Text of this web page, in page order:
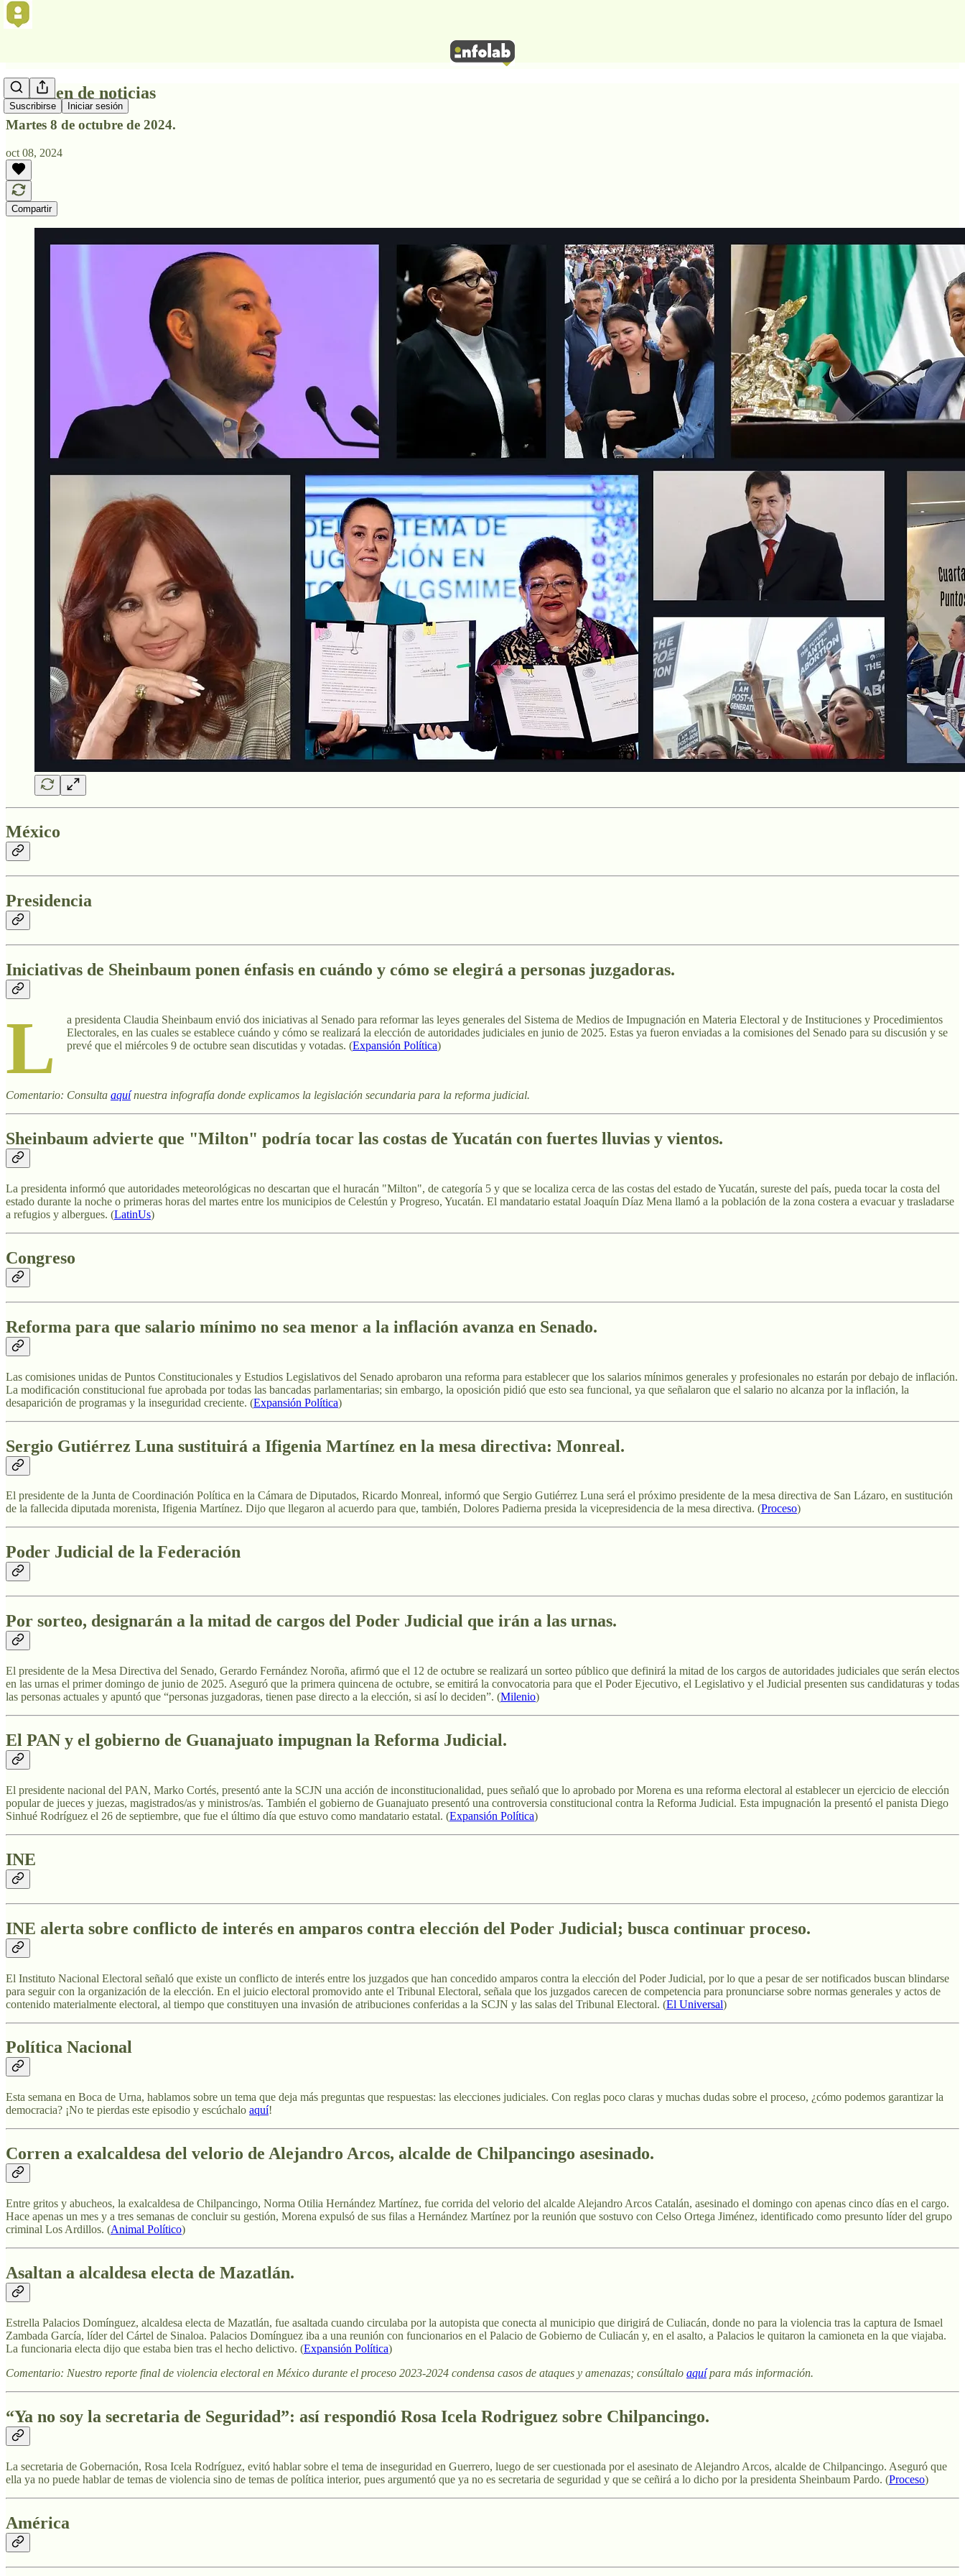
Suscribirse Iniciar sesión
Resumen de noticias
Martes 8 de octubre de 2024.
oct 08, 2024
Compartir
México
Presidencia
Iniciativas de Sheinbaum ponen énfasis en cuándo y cómo se elegirá a personas juzgadoras.
L
a presidenta Claudia Sheinbaum envió dos iniciativas al Senado para reformar las leyes generales del Sistema de Medios de Impugnación en Materia Electoral y de Instituciones y Procedimientos
Electorales, en las cuales se establece cuándo y cómo se realizará la elección de autoridades judiciales en junio de 2025. Estas ya fueron enviadas a la comisiones del Senado para su discusión y se
prevé que el miércoles 9 de octubre sean discutidas y votadas. (Expansión Política)
Comentario: Consulta aquínuestra infografía donde explicamos la legislación secundaria para la reforma judicial.
Sheinbaum advierte que "Milton" podría tocar las costas de Yucatán con fuertes lluvias y vientos.
La presidenta informó que autoridades meteorológicas no descartan que el huracán "Milton", de categoría 5 y que se localiza cerca de las costas del estado de Yucatán, sureste del país, pueda tocar la costa del
estado durante la noche o primeras horas del martes entre los municipios de Celestún y Progreso, Yucatán. El mandatario estatal Joaquín Díaz Mena llamó a la población de la zona costera a evacuar y trasladarse
a refugios y albergues. (LatinUs)
Congreso
Reforma para que salario mínimo no sea menor a la inflación avanza en Senado.
Las comisiones unidas de Puntos Constitucionales y Estudios Legislativos del Senado aprobaron una reforma para establecer que los salarios mínimos generales y profesionales no estarán por debajo de inflación.
La modificación constitucional fue aprobada por todas las bancadas parlamentarias; sin embargo, la oposición pidió que esto sea funcional, ya que señalaron que el salario no alcanza por la inflación, la
desaparición de programas y la inseguridad creciente. (Expansión Política)
Sergio Gutiérrez Luna sustituirá a Ifigenia Martínez en la mesa directiva: Monreal.
El presidente de la Junta de Coordinación Política en la Cámara de Diputados, Ricardo Monreal, informó que Sergio Gutiérrez Luna será el próximo presidente de la mesa directiva de San Lázaro, en sustitución
de la fallecida diputada morenista, Ifigenia Martínez. Dijo que llegaron al acuerdo para que, también, Dolores Padierna presida la vicepresidencia de la mesa directiva. (Proceso)
Poder Judicial de la Federación
Por sorteo, designarán a la mitad de cargos del Poder Judicial que irán a las urnas.
El presidente de la Mesa Directiva del Senado, Gerardo Fernández Noroña, afirmó que el 12 de octubre se realizará un sorteo público que definirá la mitad de los cargos de autoridades judiciales que serán electos
en las urnas el primer domingo de junio de 2025. Aseguró que la primera quincena de octubre, se emitirá la convocatoria para que el Poder Ejecutivo, el Legislativo y el Judicial presenten sus candidaturas y todas
las personas actuales y apuntó que “personas juzgadoras, tienen pase directo a la elección, si así lo deciden”. (Milenio)
El PAN y el gobierno de Guanajuato impugnan la Reforma Judicial.
El presidente nacional del PAN, Marko Cortés, presentó ante la SCJN una acción de inconstitucionalidad, pues señaló que lo aprobado por Morena es una reforma electoral al establecer un ejercicio de elección
popular de jueces y juezas, magistrados/as y ministros/as. También el gobierno de Guanajuato presentó una controversia constitucional contra la Reforma Judicial. Esta impugnación la presentó el panista Diego
Sinhué Rodríguez el 26 de septiembre, que fue el último día que estuvo como mandatario estatal. (Expansión Política)
INE
INE alerta sobre conflicto de interés en amparos contra elección del Poder Judicial; busca continuar proceso.
El Instituto Nacional Electoral señaló que existe un conflicto de interés entre los juzgados que han concedido amparos contra la elección del Poder Judicial, por lo que a pesar de ser notificados buscan blindarse
para seguir con la organización de la elección. En el juicio electoral promovido ante el Tribunal Electoral, señala que los juzgados carecen de competencia para pronunciarse sobre normas generales y actos de
contenido materialmente electoral, al tiempo que constituyen una invasión de atribuciones conferidas a la SCJN y las salas del Tribunal Electoral. (El Universal)
Política Nacional
Esta semana en Boca de Urna, hablamos sobre un tema que deja más preguntas que respuestas: las elecciones judiciales. Con reglas poco claras y muchas dudas sobre el proceso, ¿cómo podemos garantizar la
democracia? ¡No te pierdas este episodio y escúchalo aquí!
Corren a exalcaldesa del velorio de Alejandro Arcos, alcalde de Chilpancingo asesinado.
Entre gritos y abucheos, la exalcaldesa de Chilpancingo, Norma Otilia Hernández Martínez, fue corrida del velorio del alcalde Alejandro Arcos Catalán, asesinado el domingo con apenas cinco días en el cargo.
Hace apenas un mes y a tres semanas de concluir su gestión, Morena expulsó de sus filas a Hernández Martínez por la reunión que sostuvo con Celso Ortega Jiménez, identificado como presunto líder del grupo
criminal Los Ardillos. (Animal Político)
Asaltan a alcaldesa electa de Mazatlán.
Estrella Palacios Domínguez, alcaldesa electa de Mazatlán, fue asaltada cuando circulaba por la autopista que conecta al municipio que dirigirá de Culiacán, donde no para la violencia tras la captura de Ismael
Zambada García, líder del Cártel de Sinaloa. Palacios Domínguez iba a una reunión con funcionarios en el Palacio de Gobierno de Culiacán y, en el asalto, a Palacios le quitaron la camioneta en la que viajaba.
La funcionaria electa dijo que estaba bien tras el hecho delictivo. (Expansión Política)
Comentario: Nuestro reporte final de violencia electoral en México durante el proceso 2023-2024 condensa casos de ataques y amenazas; consúltalo aquípara más información.
“Ya no soy la secretaria de Seguridad”: así respondió Rosa Icela Rodriguez sobre Chilpancingo.
La secretaria de Gobernación, Rosa Icela Rodríguez, evitó hablar sobre el tema de inseguridad en Guerrero, luego de ser cuestionada por el asesinato de Alejandro Arcos, alcalde de Chilpancingo. Aseguró que
ella ya no puede hablar de temas de violencia sino de temas de política interior, pues argumentó que ya no es secretaria de seguridad y que se ceñirá a lo dicho por la presidenta Sheinbaum Pardo. (Proceso)
América